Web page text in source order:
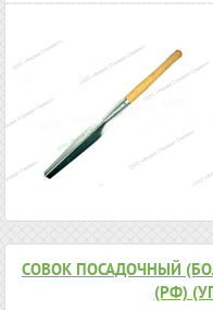
СОВОК ПОСАДОЧНЫЙ
(РФ)